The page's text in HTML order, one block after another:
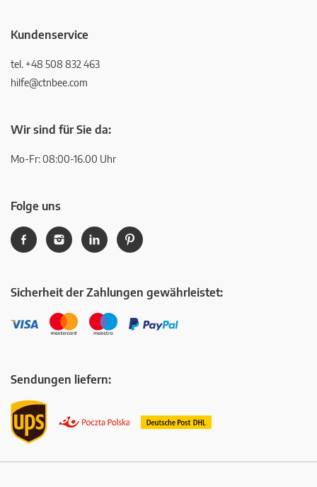
Kundenservice
tel. +48 508 832 463
hilfe@ctnbee.com
Wir sind für Sie da:
Mo-Fr: 08:00-16.00 Uhr
Folge uns
Sicherheit der Zahlungen gewährleistet:
Sendungen liefern: